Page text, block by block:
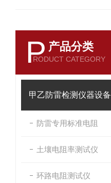
P 产品分类
RODUCT CATEGORY
甲乙防雷检测仪器设备
防雷专用标准电阻
土壤电阻率测试仪
环路电阻测试仪